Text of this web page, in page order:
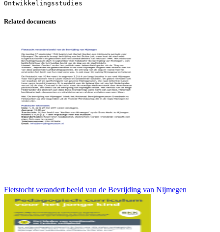
Related documents
Fietstocht verandert beeld van de Bevrijding van Nijmegen